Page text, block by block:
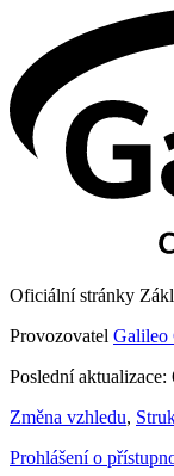
Oficiální stránky
Provozovatel Galileo
Poslední aktualizace:
Změna vzhledu,
Prohlášení o